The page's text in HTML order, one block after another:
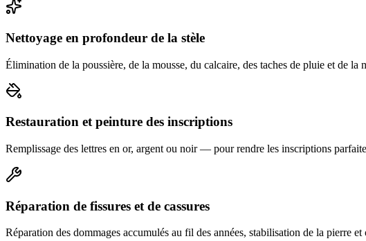
Nettoyage en profondeur de la stèle
Élimination de la poussière, de la mousse, du calcaire, des taches de pluie et de la
Restauration et peinture des inscriptions
Remplissage des lettres en or, argent ou noir — pour rendre les inscriptions
Réparation de fissures et de cassures
Réparation des dommages accumulés au fil des années, stabilisation de la pierre et